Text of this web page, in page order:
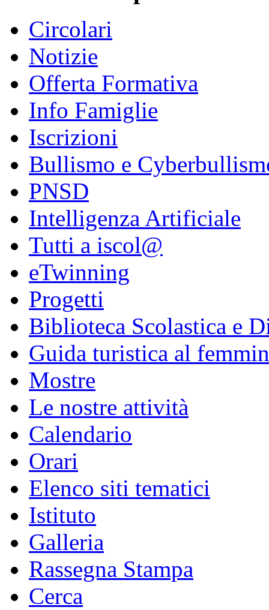
Circolari
Notizie
Offerta Formativa
Info Famiglie
Iscrizioni
Bullismo e
PNSD
Intelligenza Artificiale
Tutti a iscol@
eTwinning
Progetti
Biblioteca Scolastica e
Guida turistica al
Mostre
Le nostre attività
Calendario
Orari
Elenco siti tematici
Istituto
Galleria
Rassegna Stampa
Cerca